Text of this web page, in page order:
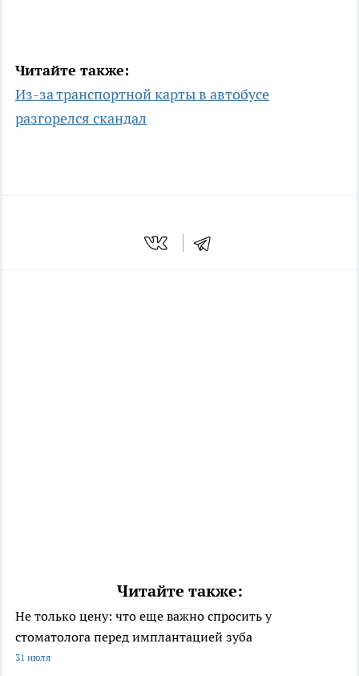
Читайте также:
Из-за транспортной карты в автобусе
разгорелся скандал
Читайте также:
Не только цену: что еще важно спросить у
стоматолога перед имплантацией зуба
31 июля